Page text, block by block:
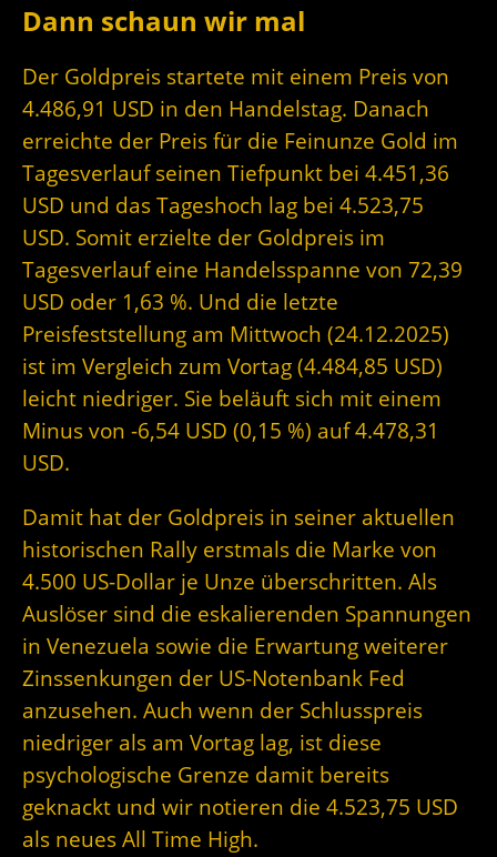
Dann schaun wir mal
Der Goldpreis startete mit einem Preis von
4.486,91 USD in den Handelstag. Danach
erreichte der Preis für die Feinunze Gold im
Tagesverlauf seinen Tiefpunkt bei 4.451,36
USD und das Tageshoch lag bei 4.523,75
USD. Somit erzielte der Goldpreis im
Tagesverlauf eine Handelsspanne von 72,39
USD oder 1,63 %. Und die letzte
Preisfeststellung am Mittwoch (24.12.2025)
ist im Vergleich zum Vortag (4.484,85 USD)
leicht niedriger. Sie beläuft sich mit einem
Minus von -6,54 USD (0,15 %) auf 4.478,31
USD.
Damit hat der Goldpreis in seiner aktuellen
historischen Rally erstmals die Marke von
4.500 US-Dollar je Unze überschritten. Als
Auslöser sind die eskalierenden Spannungen
in Venezuela sowie die Erwartung weiterer
Zinssenkungen der US-Notenbank Fed
anzusehen. Auch wenn der Schlusspreis
niedriger als am Vortag lag, ist diese
psychologische Grenze damit bereits
geknackt und wir notieren die 4.523,75 USD
als neues All Time High.